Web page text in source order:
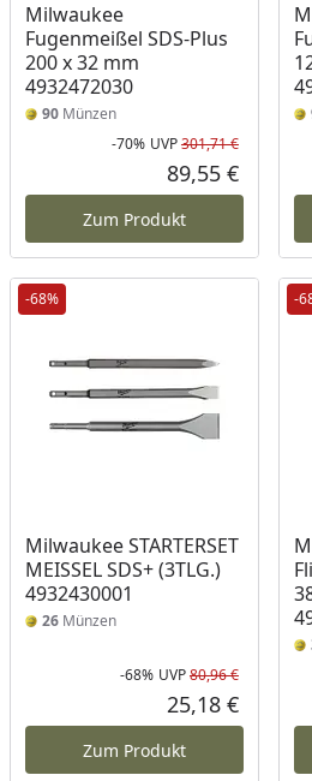
Milwaukee
Fugenmeißel SDS-Plus
200 x 32 mm
4932472030
90 Münzen
Rabatt
-70% UVP301,71 €
89,55 €
Zum Produkt
-68%
Milwaukee STARTERSET
MEISSEL SDS+ (3TLG.)
4932430001
26 Münzen
Rabatt
-68% UVP80,96 €
25,18 €
Zum Produkt
-